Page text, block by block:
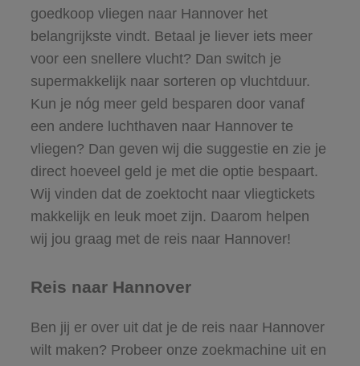
goedkoop vliegen naar Hannover het
belangrijkste vindt. Betaal je liever iets meer
voor een snellere vlucht? Dan switch je
supermakkelijk naar sorteren op vluchtduur.
Kun je nóg meer geld besparen door vanaf
een andere luchthaven naar Hannover te
vliegen? Dan geven wij die suggestie en zie je
direct hoeveel geld je met die optie bespaart.
Wij vinden dat de zoektocht naar vliegtickets
makkelijk en leuk moet zijn. Daarom helpen
wij jou graag met de reis naar Hannover!
Reis naar Hannover
Ben jij er over uit dat je de reis naar Hannover
wilt maken? Probeer onze zoekmachine uit en